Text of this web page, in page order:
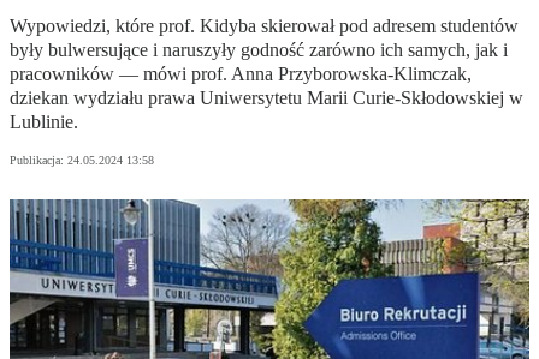
Wypowiedzi, które prof. Kidyba skierował pod adresem studentów
były bulwersujące i naruszyły godność zarówno ich samych, jak i
pracowników — mówi prof. Anna Przyborowska-Klimczak,
dziekan wydziału prawa Uniwersytetu Marii Curie-Skłodowskiej w
Lublinie.
Publikacja: 24.05.2024 13:58